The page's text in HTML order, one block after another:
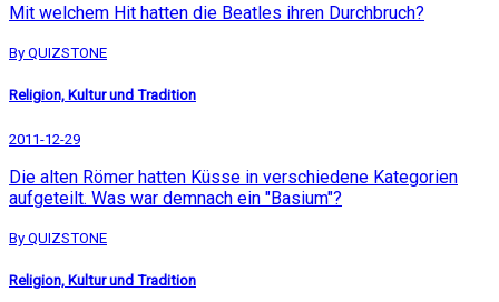
Mit welchem Hit hatten die Beatles ihren Durchbruch?
By QUIZSTONE
Religion, Kultur und Tradition
2011-12-29
Die alten Römer hatten Küsse in verschiedene Kategorien
aufgeteilt. Was war demnach ein "Basium"?
By QUIZSTONE
Religion, Kultur und Tradition